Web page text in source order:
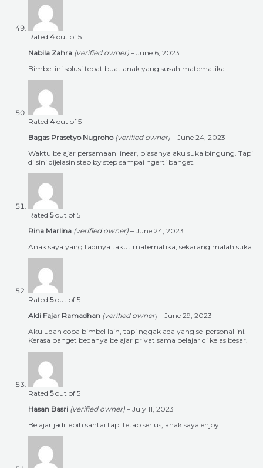
Rated 4 out of 5
Nabila Zahra (verified owner) – June 6, 2023
Bimbel ini solusi tepat buat anak yang susah matematika.
Rated 4 out of 5
Bagas Prasetyo Nugroho (verified owner) – June 24, 2023
Waktu belajar persamaan linear, biasanya aku suka bingung. Tapi
di sini dijelasin step by step sampai ngerti banget.
Rated 5out of 5
Rina Marlina (verified owner) – June 24, 2023
Anak saya yang tadinya takut matematika, sekarang malah suka.
Rated 5out of 5
Aldi Fajar Ramadhan (verified owner) – June 29, 2023
Aku udah coba bimbel lain, tapi nggak ada yang se-personal ini.
Kerasa banget bedanya belajar privat sama belajar di kelas besar.
Rated 5out of 5
Hasan Basri (verified owner) – July 11, 2023
Belajar jadi lebih santai tapi tetap serius, anak saya enjoy.